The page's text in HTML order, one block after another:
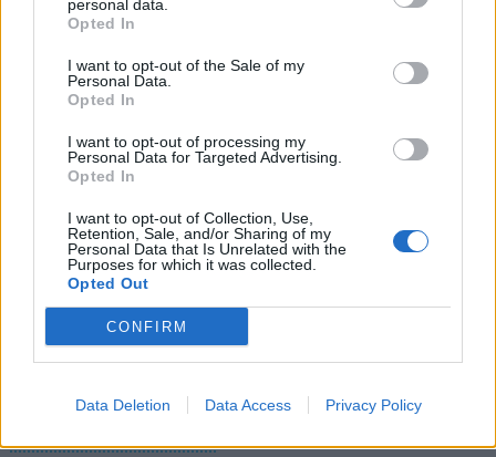
personal data.
Opted In
I want to opt-out of the Sale of my
Personal Data.
Opted In
I want to opt-out of processing my
Personal Data for Targeted Advertising.
Opted In
I want to opt-out of Collection, Use,
Retention, Sale, and/or Sharing of my
Personal Data that Is Unrelated with the
Purposes for which it was collected.
Opted Out
CONFIRM
Data Deletion Data Access Privacy Policy
κλιματική αλλαγή
στην Μάνδρα
27/06/2018 - 03:00